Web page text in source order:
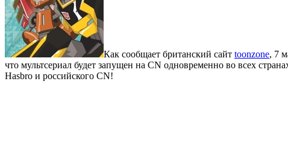
Как сообщает британский сайт toonzone, 7
что мультсериал будет запущен на CN одновременно во всех
Hasbro и российского CN!